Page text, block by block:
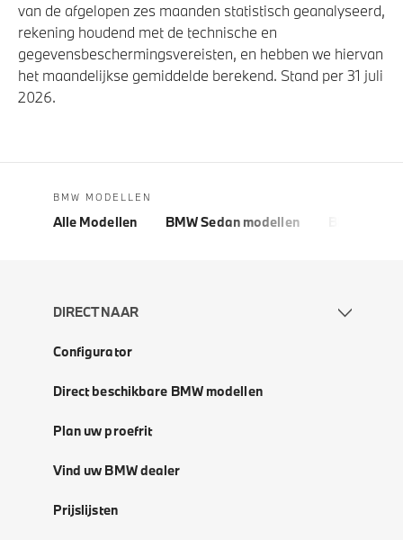
van de afgelopen zes maanden statistisch geanalyseerd,
rekening houdend met de technische en
gegevensbeschermingsvereisten, en hebben we hiervan
het maandelijkse gemiddelde berekend. Stand per 31 juli
2026.
BMW MODELLEN
Alle Modellen BMW Sedan modellen
DIRECT NAAR
Configurator
Direct beschikbare BMW modellen
Plan uw proefrit
Vind uw BMW dealer
Prijslijsten